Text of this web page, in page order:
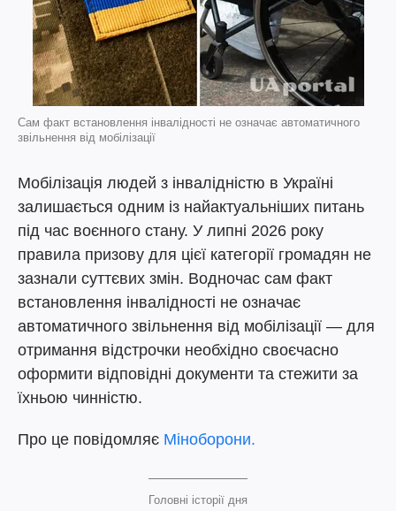
Сам факт встановлення інвалідності не означає автоматичного
звільнення від мобілізації
Мобілізація людей з інвалідністю в Україні
залишається одним із найактуальніших питань
під час воєнного стану. У липні 2026 року
правила призову для цієї категорії громадян не
зазнали суттєвих змін. Водночас сам факт
встановлення інвалідності не означає
автоматичного звільнення від мобілізації — для
отримання відстрочки необхідно своєчасно
оформити відповідні документи та стежити за
їхньою чинністю.
Про це повідомляє Міноборони.
Головні історії дня